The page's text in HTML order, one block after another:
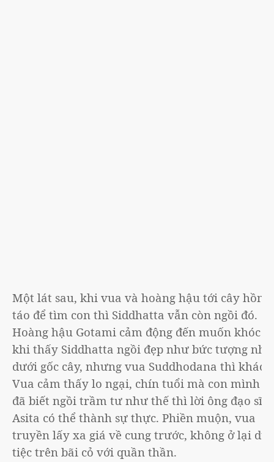
Một lát sau, khi vua và hoàng hậu tới cây hồng
táo để tìm con thì Siddhatta vẫn còn ngồi đó.
Hoàng hậu Gotami cảm động đến muốn khóc
khi thấy Siddhatta ngồi đẹp như bức tượng nhỏ
dưới gốc cây, nhưng vua Suddhodana thì khác.
Vua cảm thấy lo ngại, chín tuổi mà con mình
đã biết ngồi trầm tư như thế thì lời ông đạo sĩ
Asita có thể thành sự thực. Phiền muộn, vua
truyền lấy xa giá về cung trước, không ở lại dự
tiệc trên bãi cỏ với quần thần.